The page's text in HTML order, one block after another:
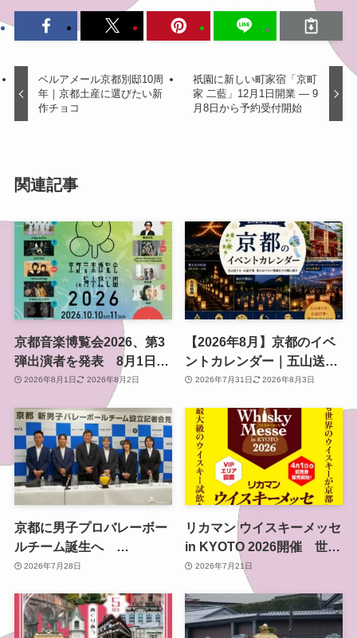
ベルアメール京都別邸10周
年｜京都土産に選びたい新
作チョコ
祇園に新しい町家宿「京町
家 二藍」12月1日開業 ― 9
月8日から予約受付開始
関連記事
京都音楽博覧会2026、第3
弾出演者を発表 8月1日か
らチケット2次プレオーダ
ー開始 梅小路公園で10月
開催
2026年8月1日 2026年8月2日
【2026年8月】京都のイベ
ントカレンダー｜五山送り
火・お盆行事・夏のおでか
2026年7月31日 2026年8月3日
京都に男子プロバレーボー
ルチーム誕生へ
「KYOTO VALLEY」始
ーグ参入目指す
2026年7月28日
リカマン ウイスキーメッセ
in KYOTO 2026開催 世界
のウイスキーが京都に集ま
る関西最大級イベント
2026年7月21日